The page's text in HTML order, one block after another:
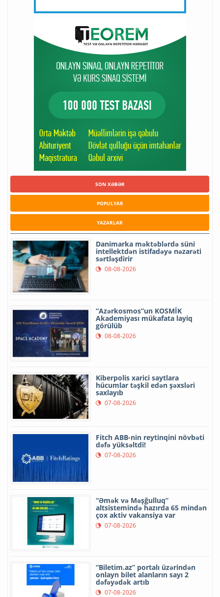
SON XƏBƏR
POPULYAR
YAZARLAR
Danimarka məktəblərdə süni
intellektdən istifadəyə nəzarəti
sərtləşdirir
08-08-2026
“Azərkosmos”un KOSMİK
Akademiyası mükafata layiq
görülüb
08-08-2026
Kiberpolis xarici saytlara
hücumlar təşkil edən şəxsləri
saxlayıb
07-08-2026
Fitch ABB-nin reytinqini növbəti
dəfə yüksəltdi!
07-08-2026
“Əmək və Məşğulluq”
altsistemində hazırda 65 mindən
çox aktiv vakansiya var
07-08-2026
“Biletim.az” portalı üzərindən
onlayn bilet alanların sayı 2
dəfəyədək artıb
07-08-2026